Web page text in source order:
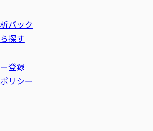
パック
探す
登録
リシー